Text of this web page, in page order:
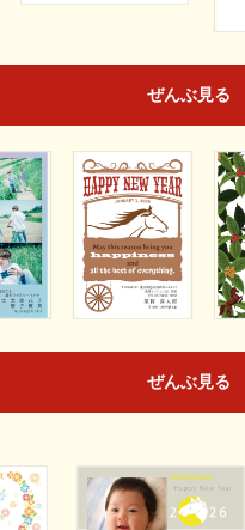
ぜんぶ見る
ぜんぶ見る